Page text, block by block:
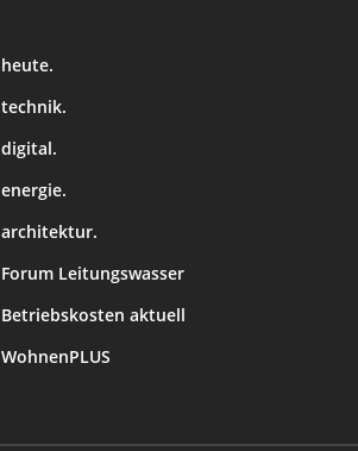
heute.
technik.
digital.
energie.
architektur.
Forum Leitungswasser
Betriebskosten aktuell
WohnenPLUS